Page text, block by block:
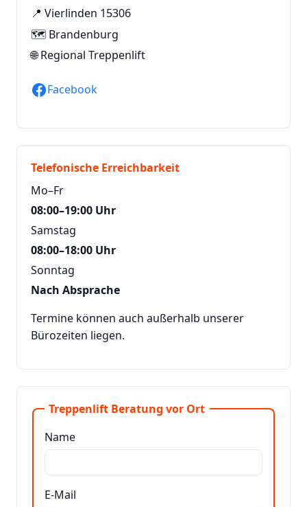
📍 Vierlinden 15306
🗺️ Brandenburg
🌐Regional Treppenlift
Facebook
Telefonische Erreichbarkeit
Mo–Fr
08:00–19:00 Uhr
Samstag
08:00–18:00 Uhr
Sonntag
Nach Absprache
Termine können auch außerhalb unserer
Bürozeiten liegen.
Treppenlift Beratung vor Ort
Name
E-Mail